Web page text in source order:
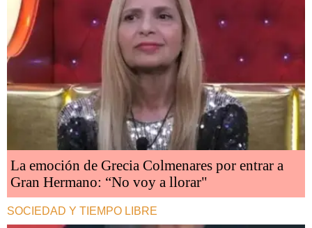
La emoción de Grecia Colmenares por entrar a
Gran Hermano: “No voy a llorar"
SOCIEDAD Y TIEMPO LIBRE